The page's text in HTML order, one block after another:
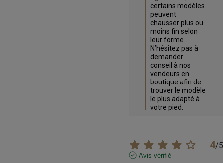
certains modèles
peuvent
chausser plus ou
moins fin selon
leur forme.
N’hésitez pas à
demander
conseil à nos
vendeurs en
boutique afin de
trouver le modèle
le plus adapté à
votre pied.
4/5
Avis vérifié